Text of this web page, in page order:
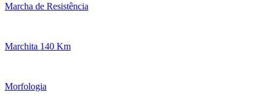
Marcha de Resistência
Marchita 140 Km
Morfologia